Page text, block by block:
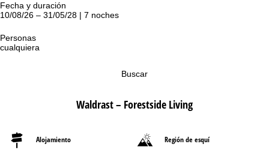
Fecha y duración
10/08/26 – 31/05/28 | 7 noches
Personas
cualquiera
Buscar
Waldrast – Forestside Living
Alojamiento Región de esquí